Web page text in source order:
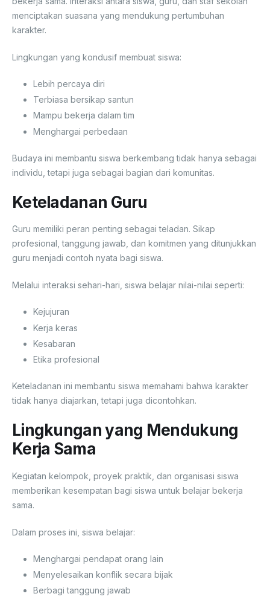
menciptakan suasana yang mendukung pertumbuhan
karakter.
Lingkungan yang kondusif membuat siswa:
Lebih percaya diri
Terbiasa bersikap santun
Mampu bekerja dalam tim
Menghargai perbedaan
Budaya ini membantu siswa berkembang tidak hanya sebagai
individu, tetapi juga sebagai bagian dari komunitas.
Keteladanan Guru
Guru memiliki peran penting sebagai teladan. Sikap
profesional, tanggung jawab, dan komitmen yang ditunjukkan
guru menjadi contoh nyata bagi siswa.
Melalui interaksi sehari-hari, siswa belajar nilai-nilai seperti:
Kejujuran
Kerja keras
Kesabaran
Etika profesional
Keteladanan ini membantu siswa memahami bahwa karakter
tidak hanya diajarkan, tetapi juga dicontohkan.
Lingkungan yang Mendukung
Kerja Sama
Kegiatan kelompok, proyek praktik, dan organisasi siswa
memberikan kesempatan bagi siswa untuk belajar bekerja
sama.
Dalam proses ini, siswa belajar:
Menghargai pendapat orang lain
Menyelesaikan konflik secara bijak
Berbagi tanggung jawab